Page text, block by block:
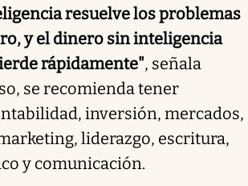
resuelve los problemas
y el dinero sin inteligencia
rápidamente", señala
se recomienda tener
inversión, mercados,
liderazgo, escritura,
y comunicación.